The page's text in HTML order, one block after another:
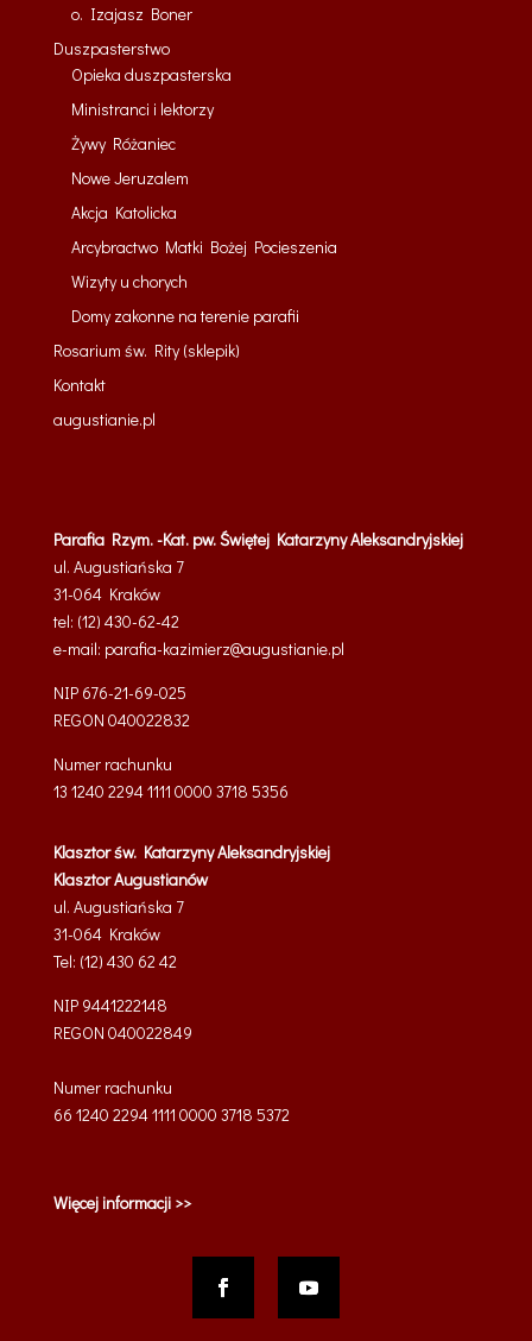
o. Izajasz Boner
Duszpasterstwo
Opieka duszpasterska
Ministranci i lektorzy
Żywy Różaniec
Nowe Jeruzalem
Akcja Katolicka
Arcybractwo Matki Bożej Pocieszenia
Wizyty u chorych
Domy zakonne na terenie parafii
Rosarium św. Rity (sklepik)
Kontakt
augustianie.pl
Parafia Rzym. -Kat. pw. Świętej Katarzyny Aleksandryjskiej
ul. Augustiańska 7
31-064 Kraków
tel: (12) 430-62-42
e-mail: parafia-kazimierz@augustianie.pl
NIP 676-21-69-025
REGON 040022832
Numer rachunku
13 1240 2294 1111 0000 3718 5356
Klasztor św. Katarzyny Aleksandryjskiej
Klasztor Augustianów
ul. Augustiańska 7
31-064 Kraków
Tel: (12) 430 62 42
NIP 9441222148
REGON 040022849
Numer rachunku
66 1240 2294 1111 0000 3718 5372
Więcej informacji >>